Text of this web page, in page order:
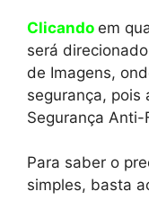
Clicando em
será
de Imagens,
segurança, pois
Segurança Anti-
Para saber o
simples, basta